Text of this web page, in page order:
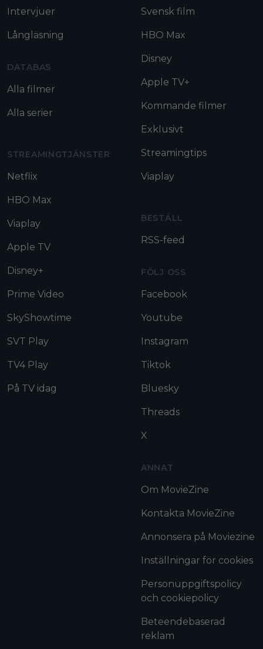
Intervjuer
Långläsning
DATABAS
Alla filmer
Alla serier
STREAMINGTJÄNSTER
Netflix
HBO Max
Viaplay
Apple TV
Disney+
Prime Video
SkyShowtime
SVT Play
TV4 Play
På TV idag
Svensk film
HBO Max
Disney
Apple TV+
Kommande filmer
Exklusivt
Streamingtips
Viaplay
BESTÄLL
RSS-feed
FÖLJ OSS
Facebook
Youtube
Instagram
Tiktok
Bluesky
Threads
X
ANNAT
Om MovieZine
Kontakta MovieZine
Annonsera på Moviezine
Inställningar för cookies
Personuppgiftspolicy
och cookiepolicy
Beteendebaserad
reklam